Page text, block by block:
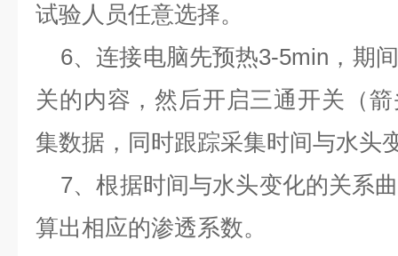
试验人员任意选择。
6、连接电脑先预热3-5min，期
关的内容，然后开启三通开关（
集数据，同时跟踪采集时间与水头
7、根据时间与水头变化的关系
算出相应的渗透系数。